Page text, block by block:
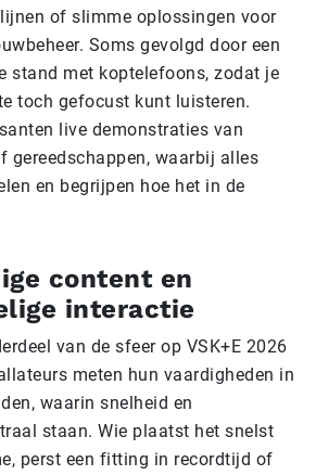
of slimme oplossingen voor
Soms gevolgd door een
stand met koptelefoons, zodat je
toch gefocust kunt luisteren.
live demonstraties van
gereedschappen, waarbij alles
en begrijpen hoe het in de
content en
interactie
van de sfeer op VSK+E 2026
meten hun vaardigheden in
waarin snelheid en
staan. Wie plaatst het snelst
perst een fitting in recordtijd of